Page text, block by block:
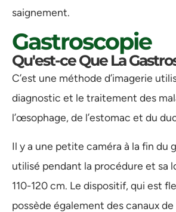
saignement.
Gastroscopie
Qu'est-ce Que La
C’est une méthode d’imagerie
diagnostic et le traitement des
l’œsophage, de l’estomac et du
Il y a une petite caméra à la fin du
utilisé pendant la procédure et sa
110-120 cm. Le dispositif, qui est
possède également des canaux